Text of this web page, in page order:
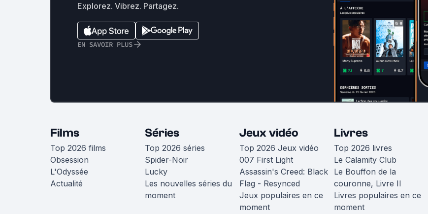
Explorez. Vibrez. Partagez.
EN SAVOIR PLUS
Films
Top 2026 films
Obsession
L'Odyssée
Actualité
Séries
Top 2026 séries
Spider-Noir
Lucky
Les nouvelles séries du
moment
Jeux vidéo
Top 2026 Jeux vidéo
007 First Light
Assassin's Creed: Black
Flag - Resynced
Jeux populaires en ce
moment
Livres
Top 2026 livres
Le Calamity Club
Le Bouffon de la
couronne, Livre II
Livres populaires en ce
moment